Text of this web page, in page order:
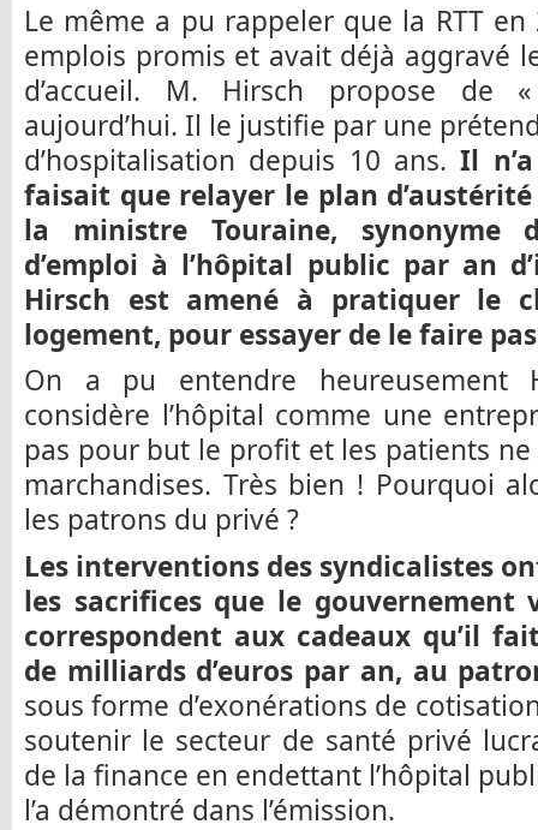
Le même a pu rappeler que la RTT en
emplois promis et avait déjà aggravé
d’accueil. M. Hirsch propose de
aujourd’hui. Il le justifie par une
d’hospitalisation depuis 10 ans.Il
faisait que relayer le plan
la ministre Touraine, synonyme
d’emploi à l’hôpital public par an
Hirsch est amené à pratiquer le
logement, pour essayer de le faire
On a pu entendre heureusement
considère l’hôpital comme une
pas pour but le profit et les patients
marchandises. Très bien ! Pourquoi
les patrons du privé ?
Les interventions des syndicalistes
les sacrifices que le gouvernement
correspondent aux cadeaux qu’il
de milliards d’euros par an, au
sous forme d’exonérations de
soutenir le secteur de santé privé
de la finance en endettant l’hôpital
l’a démontré dans l’émission.